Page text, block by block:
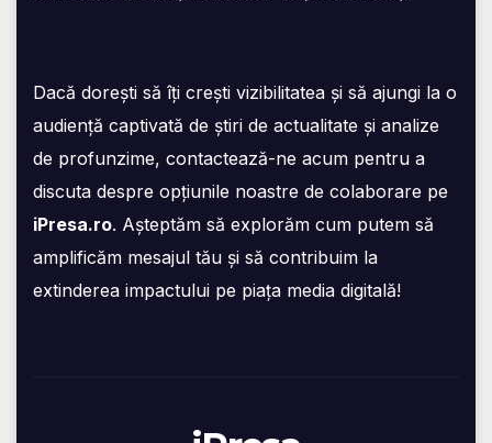
Dacă dorești să îți crești vizibilitatea și să ajungi la o
audiență captivată de știri de actualitate și analize
de profunzime, contactează-ne acum pentru a
discuta despre opțiunile noastre de colaborare pe
iPresa.ro. Așteptăm să explorăm cum putem să
amplificăm mesajul tău și să contribuim la
extinderea impactului pe piața media digitală!